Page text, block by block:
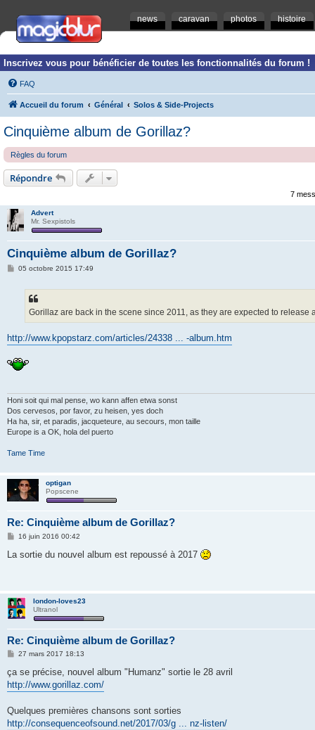
news caravan photos histoire
Inscrivez vous pour bénéficier de toutes les fonctionnalités du forum !
FAQ
Accueil du forum Général Solos & Side-Projects
Cinquième album de Gorillaz?
Règles du forum
Répondre
7
Advert
Mr. Sexpistols
Cinquième album de Gorillaz?
M05 octobre 2015 17:49
Gorillaz are back in the scene since 2011, as they are expected to release
http://www.kpopstarz.com/articles/24338 ... -album.htm
Honi soit qui mal pense, wo kann affen etwa sonst
Dos cervesos, por favor, zu heisen, yes doch
Ha ha, sir, et paradis, jacqueteure, au secours, mon taille
Europe is a OK, hola del puerto
Tame Time
optigan
Popscene
Re: Cinquième album de Gorillaz?
M
s
16 juin 2016 00:42
La sortie du nouvel album est repoussé à 2017
london-loves23
Ultranol
Re: Cinquième album de Gorillaz?
M
s
a
27 mars 2017 18:13
ça se précise, nouvel album "Humanz" sortie le 28 avril
http://www.gorillaz.com/
Quelques premières chansons sont sorties
http://consequenceofsound.net/2017/03/g ... nz-listen/